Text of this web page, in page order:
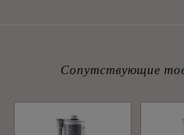
Сопутствующие